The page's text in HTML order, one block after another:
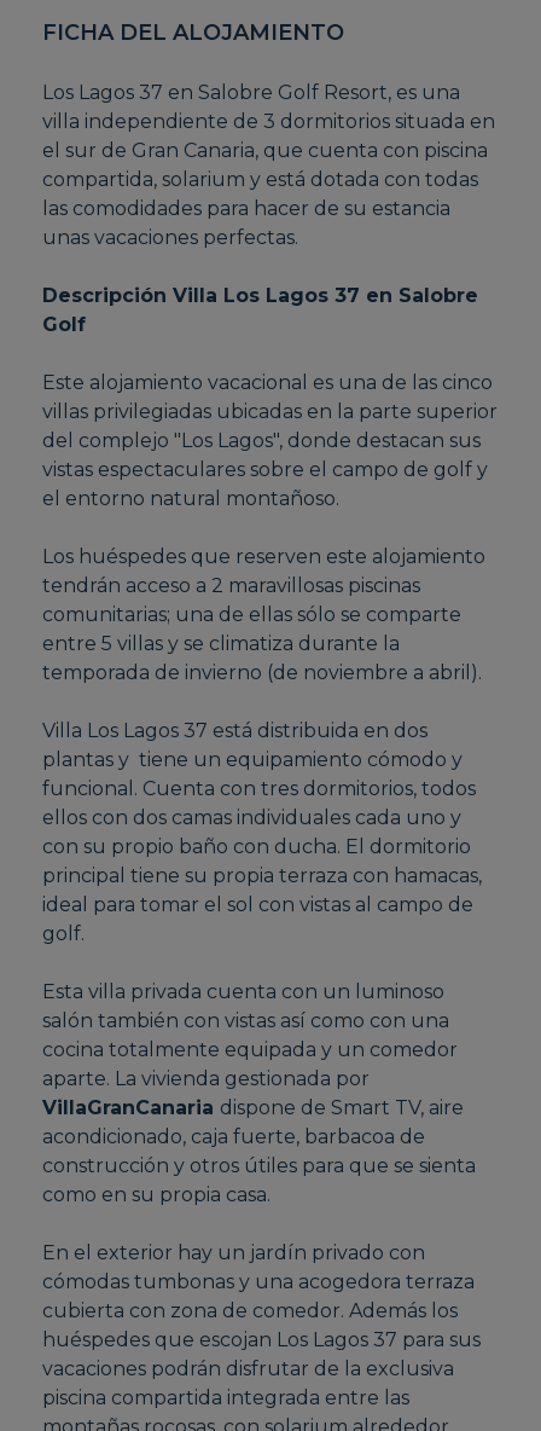
FICHA DEL ALOJAMIENTO
Los Lagos 37 en Salobre Golf Resort, es una
villa independiente de 3 dormitorios situada en
el sur de Gran Canaria, que cuenta con piscina
compartida, solarium y está dotada con todas
las comodidades para hacer de su estancia
unas vacaciones perfectas.
Descripción Villa Los Lagos 37 en Salobre
Golf
Este alojamiento vacacional es una de las cinco
villas privilegiadas ubicadas en la parte superior
del complejo "Los Lagos", donde destacan sus
vistas espectaculares sobre el campo de golf y
el entorno natural montañoso.
Los huéspedes que reserven este alojamiento
tendrán acceso a 2 maravillosas piscinas
comunitarias; una de ellas sólo se comparte
entre 5 villas y se climatiza durante la
temporada de invierno (de noviembre a abril).
Villa Los Lagos 37 está distribuida en dos
plantas y tiene un equipamiento cómodo y
funcional. Cuenta con tres dormitorios, todos
ellos con dos camas individuales cada uno y
con su propio baño con ducha. El dormitorio
principal tiene su propia terraza con hamacas,
ideal para tomar el sol con vistas al campo de
golf.
Esta villa privada cuenta con un luminoso
salón también con vistas así como con una
cocina totalmente equipada y un comedor
aparte. La vivienda gestionada por
VillaGranCanaria dispone de Smart TV, aire
acondicionado, caja fuerte, barbacoa de
construcción y otros útiles para que se sienta
como en su propia casa.
En el exterior hay un jardín privado con
cómodas tumbonas y una acogedora terraza
cubierta con zona de comedor. Además los
huéspedes que escojan Los Lagos 37 para sus
vacaciones podrán disfrutar de la exclusiva
piscina compartida integrada entre las